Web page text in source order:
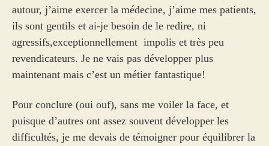
autour, j’aime exercer la médecine, j’aime mes patients,
ils sont gentils et ai-je besoin de le redire, ni
agressifs,exceptionnellement impolis et très peu
revendicateurs. Je ne vais pas développer plus
maintenant mais c’est un métier fantastique!
Pour conclure (oui ouf), sans me voiler la face, et
puisque d’autres ont assez souvent développer les
difficultés, je me devais de témoigner pour équilibrer la